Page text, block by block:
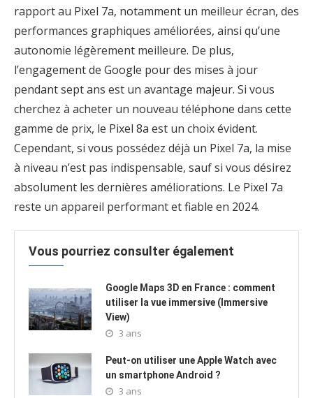
rapport au Pixel 7a, notamment un meilleur écran, des
performances graphiques améliorées, ainsi qu’une
autonomie légèrement meilleure. De plus,
l’engagement de Google pour des mises à jour
pendant sept ans est un avantage majeur. Si vous
cherchez à acheter un nouveau téléphone dans cette
gamme de prix, le Pixel 8a est un choix évident.
Cependant, si vous possédez déjà un Pixel 7a, la mise
à niveau n’est pas indispensable, sauf si vous désirez
absolument les dernières améliorations. Le Pixel 7a
reste un appareil performant et fiable en 2024.
Vous pourriez consulter également
Google Maps 3D en France : comment
utiliser la vue immersive (Immersive
View)
3 ans
Peut-on utiliser une Apple Watch avec
un smartphone Android ?
3 ans